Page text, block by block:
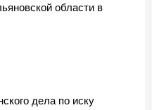
области в
дела по иску